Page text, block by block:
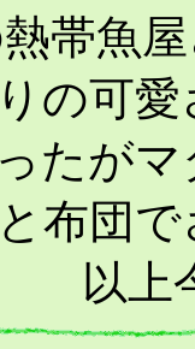
帯魚
の可
たが
布団
日の